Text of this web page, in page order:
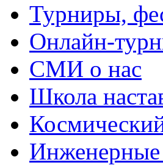
Турниры,
Онлайн-
СМИ о нас
Школа